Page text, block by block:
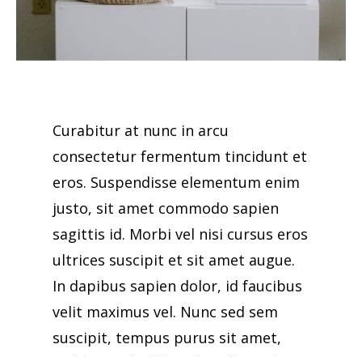
Curabitur at nunc in arcu
consectetur fermentum tincidunt et
eros. Suspendisse elementum enim
justo, sit amet commodo sapien
sagittis id. Morbi vel nisi cursus eros
ultrices suscipit et sit amet augue.
In dapibus sapien dolor, id faucibus
velit maximus vel. Nunc sed sem
suscipit, tempus purus sit amet,